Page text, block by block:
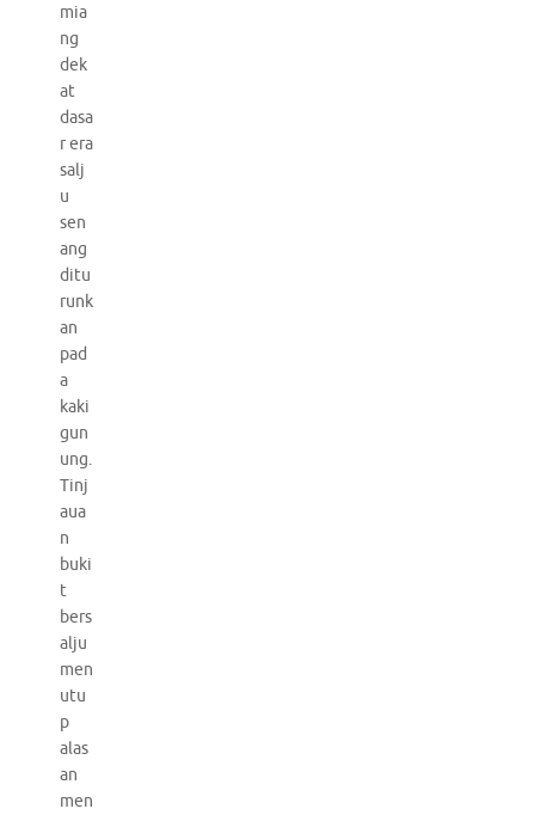
mia
ng
dek
at
dasa
r era
salj
u
sen
ang
ditu
runk
an
pad
a
kaki
gun
ung.
Tinj
aua
n
buki
t
bers
alju
men
utu
p
alas
an
men